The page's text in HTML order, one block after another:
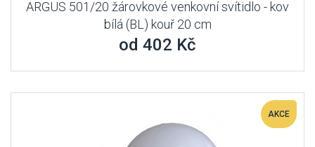
ARGUS 501/20 žárovkové venkovní svítidlo - kov
bílá (BL) kouř 20 cm
od 402 Kč
AKCE